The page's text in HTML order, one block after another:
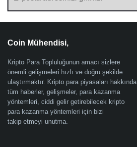
Coin Mühendisi,
Kripto Para Topluluğunun amacı sizlere
önemli gelişmeleri hızlı ve doğru şekilde
ulaştırmaktır. Kripto para piyasaları hakkında
tüm haberler, gelişmeler, para kazanma
yöntemleri, ciddi gelir getirebilecek kripto
para kazanma yöntemleri için bizi
takip etmeyi unutma.